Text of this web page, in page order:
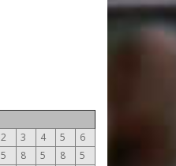
2 3 4 5
6
5 8 5 8
5